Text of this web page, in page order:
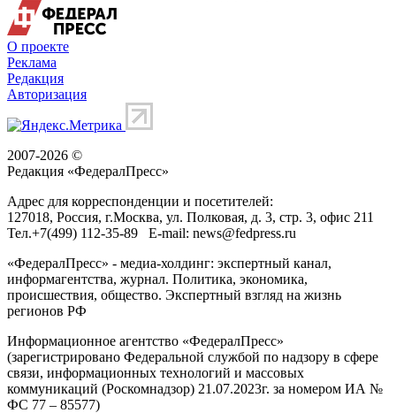
О проекте
Реклама
Редакция
Авторизация
2007-2026 ©
Редакция «ФедералПресс»
Адрес для корреспонденции и посетителей:
127018, Россия, г.Москва, ул. Полковая, д. 3, стр. 3, офис 211
Тел.+7(499) 112-35-89 E-mail: news@fedpress.ru
«ФедералПресс» - медиа-холдинг: экспертный канал,
информагентства, журнал. Политика, экономика,
происшествия, общество. Экспертный взгляд на жизнь
регионов РФ
Информационное агентство «ФедералПресс»
(зарегистрировано Федеральной службой по надзору в сфере
связи, информационных технологий и массовых
коммуникаций (Роскомнадзор) 21.07.2023г. за номером ИА №
ФС 77 – 85577)